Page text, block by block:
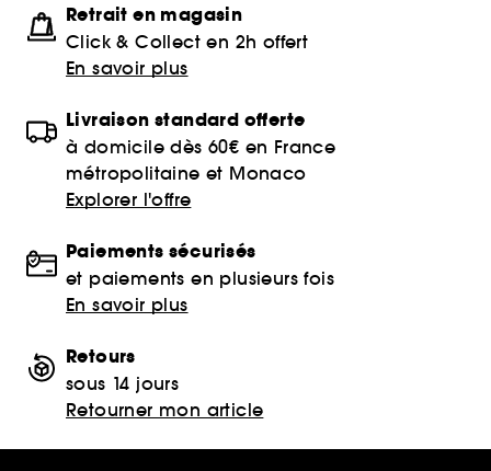
Retrait en magasin
Click & Collect en 2h offert
En savoir plus
Livraison standard offerte
à domicile dès 60€ en France
métropolitaine et Monaco
Explorer l'offre
Paiements sécurisés
et paiements en plusieurs fois
En savoir plus
Retours
sous 14 jours
Retourner mon article